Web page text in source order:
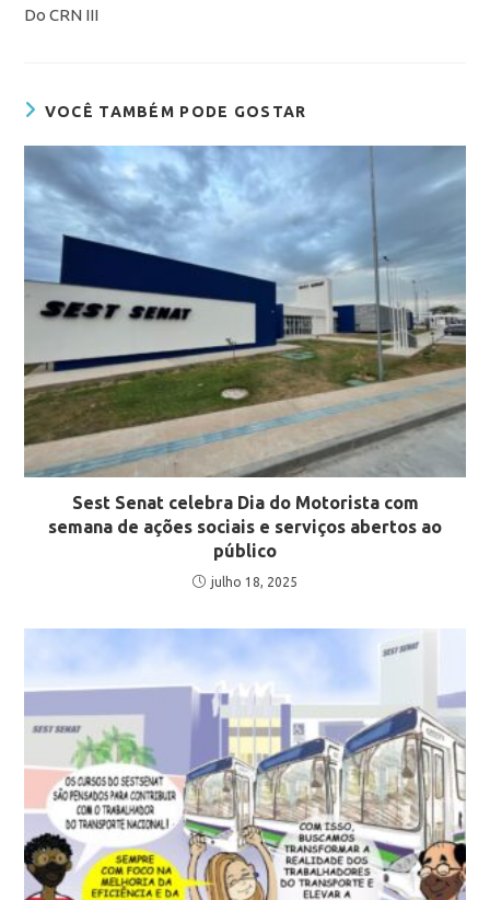
Do CRN III
VOCÊ TAMBÉM PODE GOSTAR
Sest Senat celebra Dia do Motorista com
semana de ações sociais e serviços abertos ao
público
julho 18, 2025